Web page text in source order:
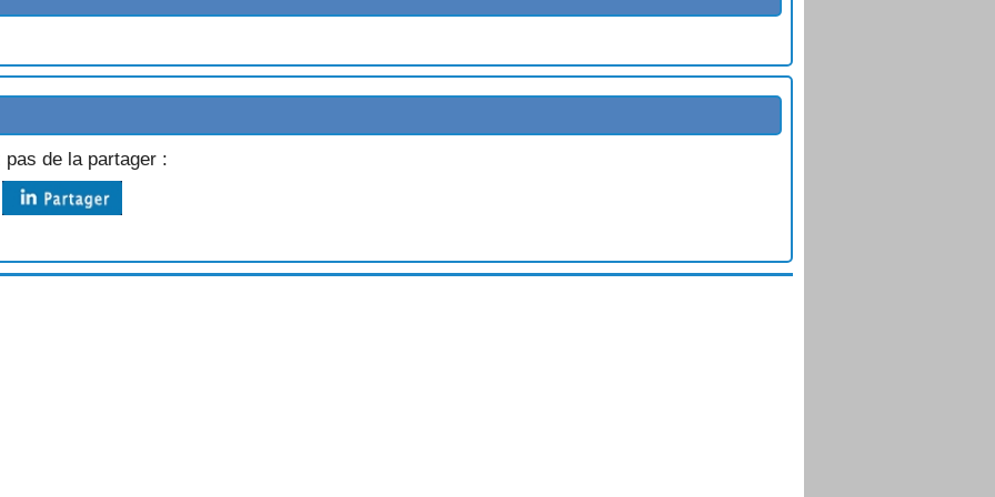
pas de la partager :